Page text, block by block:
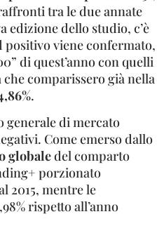
tra le due annate
edizione dello studio, c’è
viene confermato,
di quest’anno con quelli
che comparissero già nella
.
generale di mercato
Come emerso dallo
globaledel comparto
porzionato
2015, mentre le
rispetto all’anno